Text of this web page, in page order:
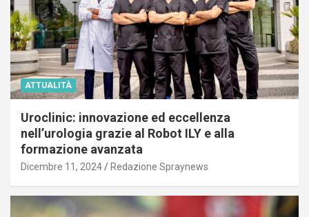
ATTUALITÀ
Uroclinic: innovazione ed eccellenza
nell’urologia grazie al Robot ILY e alla
formazione avanzata
Dicembre 11, 2024 Redazione Spraynews